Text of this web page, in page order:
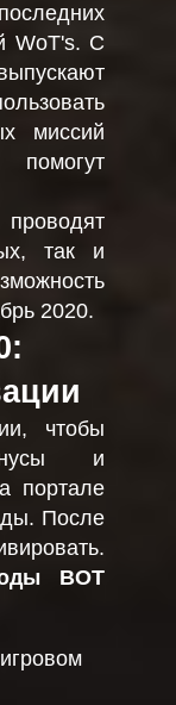
WoT's. С
миссий
так и
2020.
чтобы
и
портале
После
ВОТ